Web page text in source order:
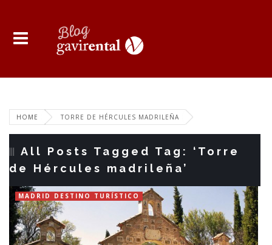
HOME TORRE DE HÉRCULES MADRILEÑA
All Posts Tagged Tag: ‘Torre
de Hércules madrileña’
MADRID DESTINO TURÍSTICO